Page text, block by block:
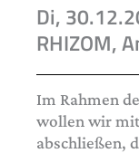
Di,
RHIZOM,
Im Rahmen
wollen wir mit
abschließen,